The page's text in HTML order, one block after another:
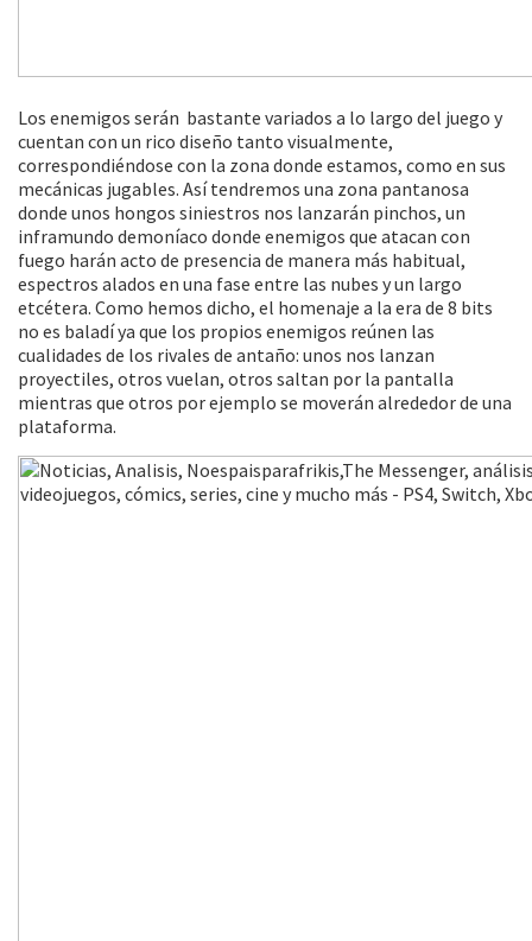
Los enemigos serán bastante variados a lo largo del juego y
cuentan con un rico diseño tanto visualmente,
correspondiéndose con la zona donde estamos, como en sus
mecánicas jugables. Así tendremos una zona pantanosa
donde unos hongos siniestros nos lanzarán pinchos, un
inframundo demoníaco donde enemigos que atacan con
fuego harán acto de presencia de manera más habitual,
espectros alados en una fase entre las nubes y un largo
etcétera. Como hemos dicho, el homenaje a la era de 8 bits
no es baladí ya que los propios enemigos reúnen las
cualidades de los rivales de antaño: unos nos lanzan
proyectiles, otros vuelan, otros saltan por la pantalla
mientras que otros por ejemplo se moverán alrededor de una
plataforma.